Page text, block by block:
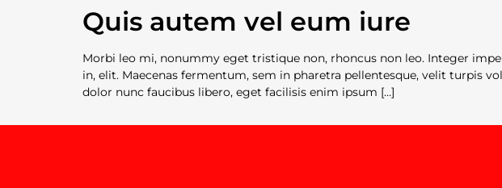
Quis autem vel eum iure
Morbi leo mi, nonummy eget tristique non, rhoncus non leo. Integer
in, elit. Maecenas fermentum, sem in pharetra pellentesque, velit turpis
dolor nunc faucibus libero, eget facilisis enim ipsum […]